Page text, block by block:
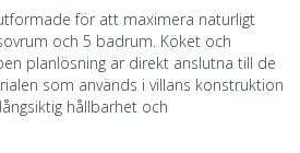
för att maximera naturligt
och 5 badrum. Köket och
planlösning är direkt anslutna till de
som används i villans konstruktion
hållbarhet och